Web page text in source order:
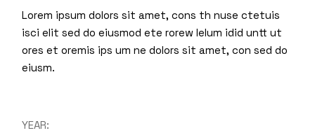
Lorem ipsum dolors sit amet, cons th nuse ctetuis
isci elit sed do eiusmod ete rorew lelum idid untt ut
ores et oremis ips um ne dolors sit amet, con sed do
eiusm.
YEAR: